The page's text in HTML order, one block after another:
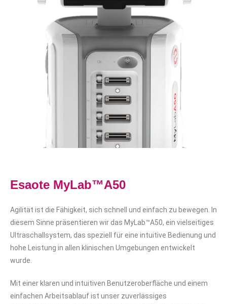
Esaote MyLab™A50
Agilität ist die Fähigkeit, sich schnell und einfach zu bewegen. In
diesem Sinne präsentieren wir das MyLab™A50, ein vielseitiges
Ultraschallsystem, das speziell für eine intuitive Bedienung und
hohe Leistung in allen klinischen Umgebungen entwickelt
wurde.
Mit einer klaren und intuitiven Benutzeroberfläche und einem
einfachen Arbeitsablauf ist unser zuverlässiges